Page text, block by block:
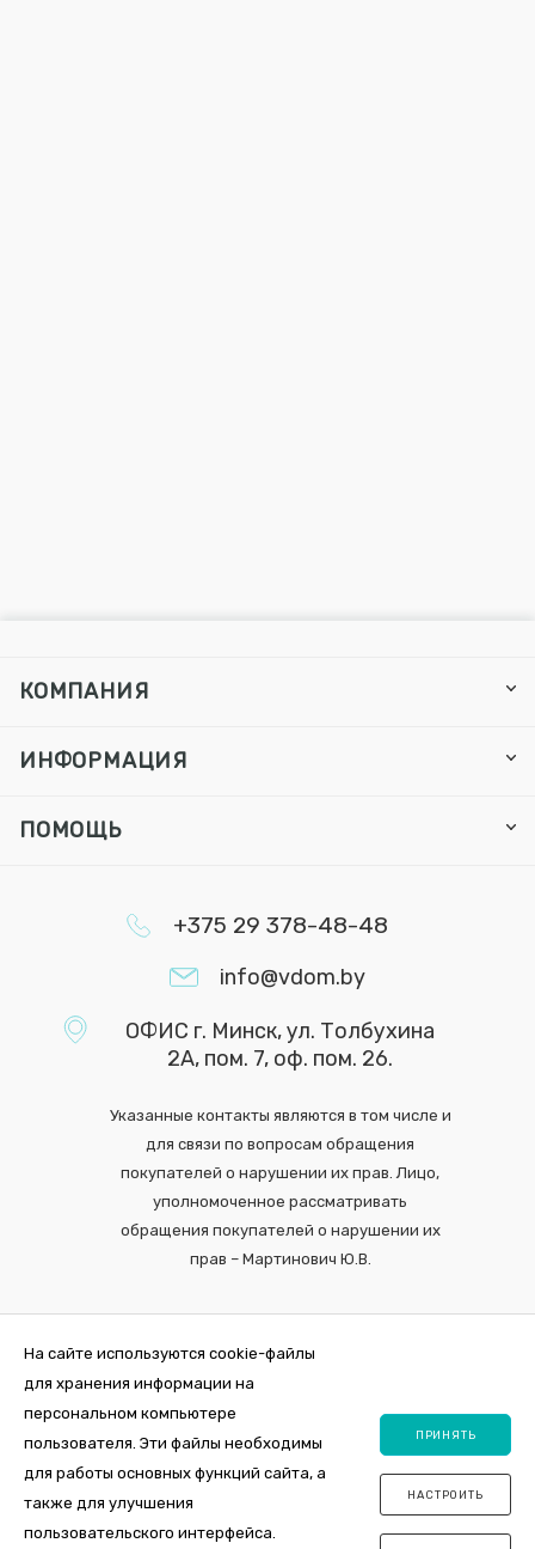
КОМПАНИЯ
ИНФОРМАЦИЯ
ПОМОЩЬ
+375 29 378-48-48
info@vdom.by
ОФИС г. Минск, ул. Толбухина
2А, пом. 7, оф. пом. 26.
Указанные контакты являются в том числе и
для связи по вопросам обращения
покупателей о нарушении их прав. Лицо,
уполномоченное рассматривать
обращения покупателей о нарушении их
прав – Мартинович Ю.В.
2026 © Интернет-магазин VDOM.by Регистрация в торговом реестре
№464356 от 31 октября 2019. ООО "ПосудаЛэнд", юр.адрес 220012,
На сайте используются cookie-файлы
для хранения информации на
персональном компьютере
пользователя. Эти файлы необходимы
для работы основных функций сайта, а
также для улучшения
пользовательского интерфейса.
ПРИНЯТЬ
НАСТРОИТЬ